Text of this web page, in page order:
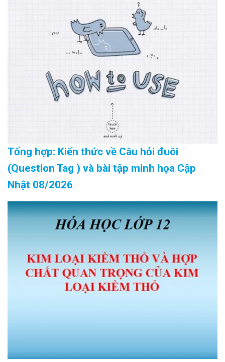
Tổng hợp: Kiến thức về Câu hỏi đuôi
(Question Tag ) và bài tập minh họa Cập
Nhật 08/2026